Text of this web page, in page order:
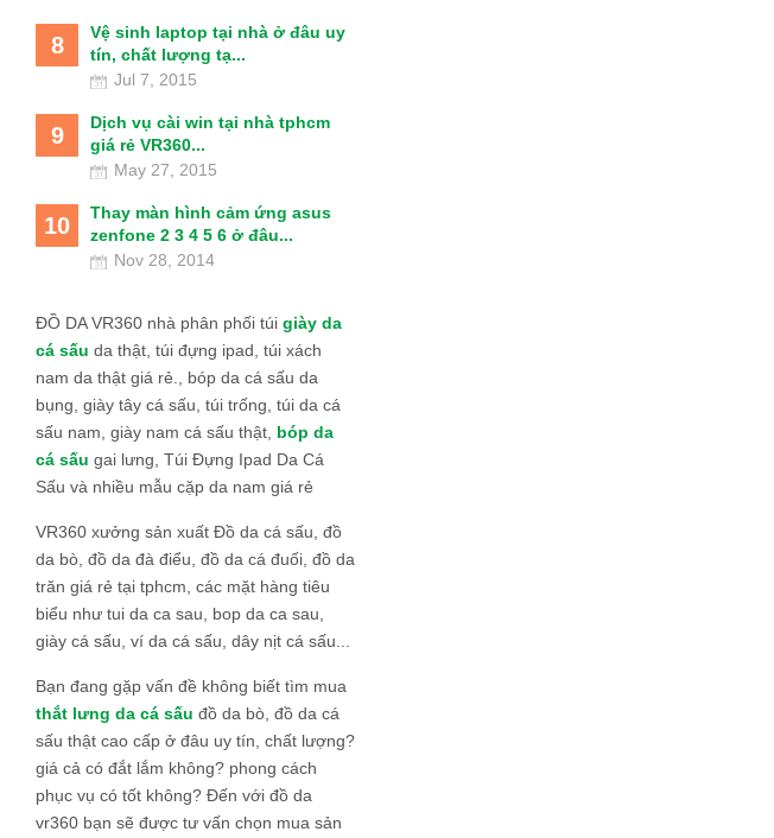
8
Vệ sinh laptop tại nhà ở đâu uy
tín, chất lượng tạ...
Jul 7, 2015
9
Dịch vụ cài win tại nhà tphcm
giá rẻ VR360...
May 27, 2015
10
Thay màn hình cảm ứng asus
zenfone 2 3 4 5 6 ở đâu...
Nov 28, 2014
ĐỒ DA VR360 nhà phân phối túi giày da
cá sấu da thật, túi đựng ipad, túi xách
nam da thật giá rẻ., bóp da cá sấu da
bụng, giày tây cá sấu, túi trống, túi da cá
sấu nam, giày nam cá sấu thật, bóp da
cá sấu gai lưng, Túi Đựng Ipad Da Cá
Sấu và nhiều mẫu cặp da nam giá rẻ
VR360 xưởng sản xuất Đồ da cá sấu, đồ
da bò, đồ da đà điểu, đồ da cá đuối, đồ da
trăn giá rẻ tại tphcm, các mặt hàng tiêu
biểu như tui da ca sau, bop da ca sau,
giày cá sấu, ví da cá sấu, dây nịt cá sấu...
Bạn đang gặp vấn đề không biết tìm mua
thắt lưng da cá sấu đồ da bò, đồ da cá
sấu thật cao cấp ở đâu uy tín, chất lượng?
giá cả có đắt lắm không? phong cách
phục vụ có tốt không? Đến với đồ da
vr360 bạn sẽ được tư vấn chọn mua sản